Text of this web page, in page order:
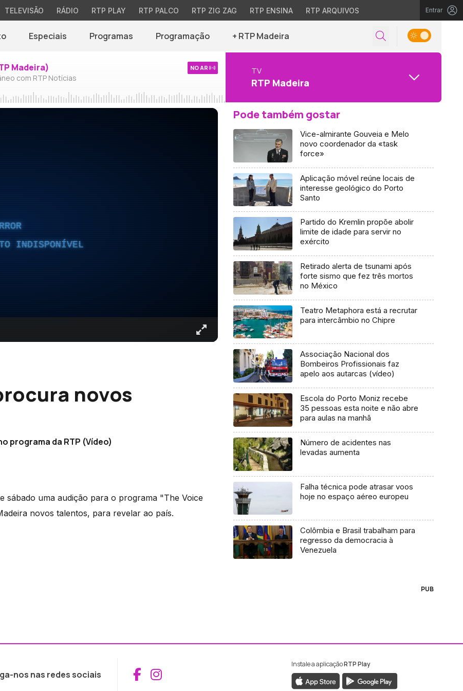
TELEVISÃO RÁDIO RTP PLAY RTP PALCO RTP ZIG ZAG RTP ENSINA RTP ARQUIVOS Entrar
Especiais Programas Programação + RTP Madeira
Madeira)
com RTP Notícias
NO AR TV
RTP Madeira
INDISPONÍVEL
novos
programa da RTP (Vídeo)
sábado uma audição para o programa "The Voice
novos talentos, para revelar ao país.
Pode também gostar
Vice-almirante Gouveia e Melo
novo coordenador da «task
force»
Aplicação móvel reúne locais de
interesse geológico do Porto
Santo
Partido do Kremlin propõe abolir
limite de idade para servir no
exército
Retirado alerta de tsunami após
forte sismo que fez três mortos
no México
Teatro Metaphora está a recrutar
para intercâmbio no Chipre
Associação Nacional dos
Bombeiros Profissionais faz
apelo aos autarcas (vídeo)
Escola do Porto Moniz recebe
35 pessoas esta noite e não abre
para aulas na manhã
Número de acidentes nas
levadas aumenta
Falha técnica pode atrasar voos
hoje no espaço aéreo europeu
Colômbia e Brasil trabalham para
regresso da democracia à
Venezuela
PUB
nos nas redes sociais Aceder ao Facebook da RTP Madeira
Aceder ao Instagram da RTP Madeira
Instale a aplicaçãoRTP Play